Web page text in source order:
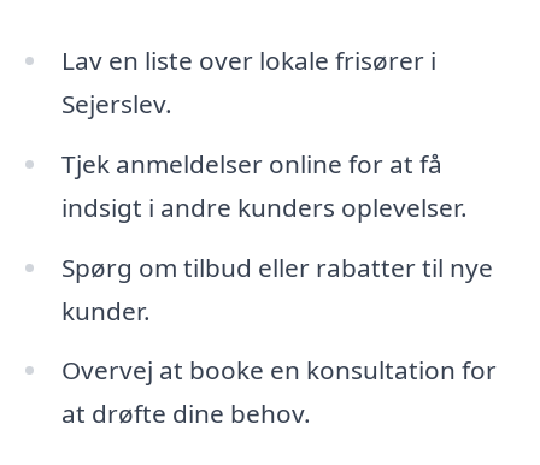
Lav en liste over lokale frisører i
Sejerslev.
Tjek anmeldelser online for at få
indsigt i andre kunders oplevelser.
Spørg om tilbud eller rabatter til nye
kunder.
Overvej at booke en konsultation for
at drøfte dine behov.